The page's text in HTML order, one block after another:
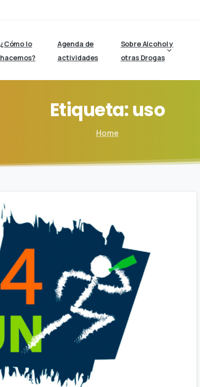
¿Cómo lo
hacemos?
Agenda de
actividades
Sobre Alcohol y
otras Drogas
Etiqueta:uso
Home